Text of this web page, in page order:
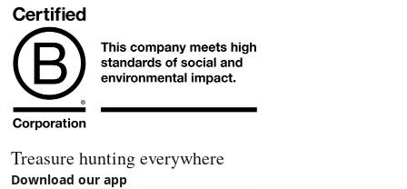
Treasure hunting everywhere
Download our app